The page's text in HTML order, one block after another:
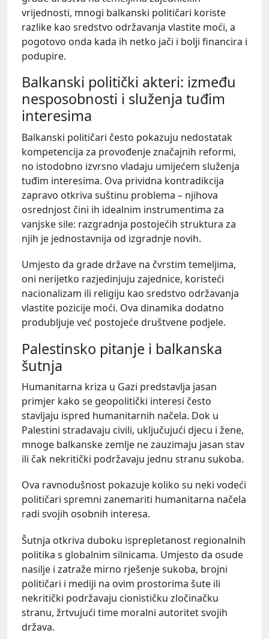
vrijednosti, mnogi balkanski političari koriste
razlike kao sredstvo održavanja vlastite moći, a
pogotovo onda kada ih netko jači i bolji financira i
podupire.
Balkanski politički akteri: između
nesposobnosti i služenja tuđim
interesima
Balkanski političari često pokazuju nedostatak
kompetencija za provođenje značajnih reformi,
no istodobno izvrsno vladaju umijećem služenja
tuđim interesima. Ova prividna kontradikcija
zapravo otkriva suštinu problema – njihova
osrednjost čini ih idealnim instrumentima za
vanjske sile: razgradnja postojećih struktura za
njih je jednostavnija od izgradnje novih.
Umjesto da grade države na čvrstim temeljima,
oni nerijetko razjedinjuju zajednice, koristeći
nacionalizam ili religiju kao sredstvo održavanja
vlastite pozicije moći. Ova dinamika dodatno
produbljuje već postojeće društvene podjele.
Palestinsko pitanje i balkanska
šutnja
Humanitarna kriza u Gazi predstavlja jasan
primjer kako se geopolitički interesi često
stavljaju ispred humanitarnih načela. Dok u
Palestini stradavaju civili, uključujući djecu i žene,
mnoge balkanske zemlje ne zauzimaju jasan stav
ili čak nekritički podržavaju jednu stranu sukoba.
Ova ravnodušnost pokazuje koliko su neki vodeći
političari spremni zanemariti humanitarna načela
radi svojih osobnih interesa.
Šutnja otkriva duboku isprepletanost regionalnih
politika s globalnim silnicama. Umjesto da osude
nasilje i zatraže mirno rješenje sukoba, brojni
političari i mediji na ovim prostorima šute ili
nekritički podržavaju cionističku zločinačku
stranu, žrtvujući time moralni autoritet svojih
država.